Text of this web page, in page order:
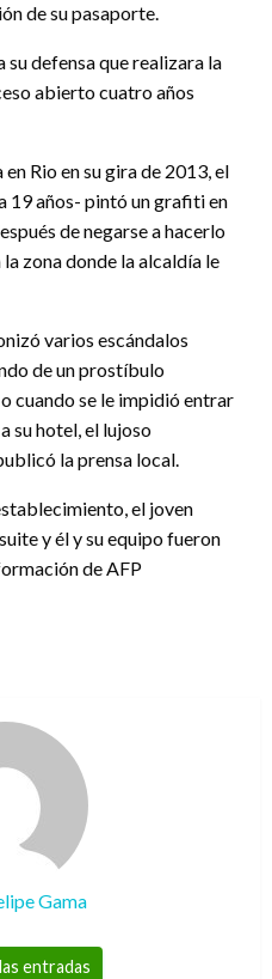
de su pasaporte.
su defensa que realizara la
abierto cuatro años
Rio en su gira de 2013, el
19 años- pintó un grafiti en
de negarse a hacerlo
zona donde la alcaldía le
varios escándalos
de un prostíbulo
cuando se le impidió entrar
su hotel, el lujoso
la prensa local.
el joven
y él y su equipo fueron
de AFP
Gama
entradas